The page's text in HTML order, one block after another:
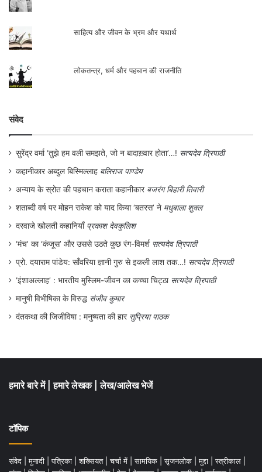
साहित्य और जीवन के भ्रम और यथार्थ
लोकतन्त्र, धर्म और पहचान की राजनीति
संवेद
सुरेंद्र वर्मा ‘तुझे हम वली समझते, जो न बादाख़्वार होता’…! सत्यदेव त्रिपाठी
कहानीकार अब्दुल बिस्मिल्लाह बलिराज पाण्डेय
अन्याय के स्रोत की पहचान कराता कहानीकार बजरंग बिहारी तिवारी
शताब्दी वर्ष पर मोहन राकेश को याद किया ‘बतरस’ ने मधुबाला शुक्ल
दरवाजे खोलती कहानियाँ प्रकाश देवकुलिश
‘मंच’ का ‘कंजूस’ और उससे उठते कुछ रंग-विमर्श सत्यदेव त्रिपाठी
प्रो. दयाराम पांडेय: साँवरिया ज्ञानी गुरु से इकली लाश तक…! सत्यदेव त्रिपाठी
‘इंशाअल्लाह’ : भारतीय मुस्लिम-जीवन का कच्चा चिट्ठा सत्यदेव त्रिपाठी
मानुषी विभीषिका के विरुद्ध संजीव कुमार
दंतकथा की जिजीविषा : मनुष्यता की हार सुप्रिया पाठक
हमारे बारे में हमारे लेखक लेख/आलेख भेजें
टॉपिक
संवेद मुनादी पत्रिका शख्सियत चर्चा में सामयिक सृजनलोक मुद्दा स्त्रीकाल